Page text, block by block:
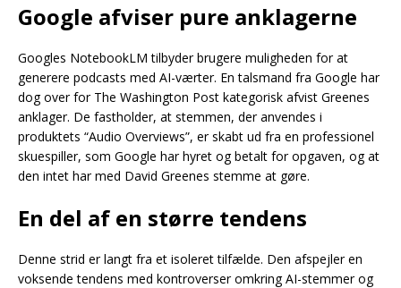
Google afviser pure anklagerne
Googles NotebookLM tilbyder brugere muligheden for at
generere podcasts med AI-værter. En talsmand fra Google har
dog over for The Washington Post kategorisk afvist Greenes
anklager. De fastholder, at stemmen, der anvendes i
produktets “Audio Overviews”, er skabt ud fra en professionel
skuespiller, som Google har hyret og betalt for opgaven, og at
den intet har med David Greenes stemme at gøre.
En del af en større tendens
Denne strid er langt fra et isoleret tilfælde. Den afspejler en
voksende tendens med kontroverser omkring AI-stemmer og